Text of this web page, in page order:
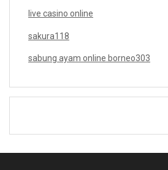
live casino online
sakura118
sabung ayam online borneo303